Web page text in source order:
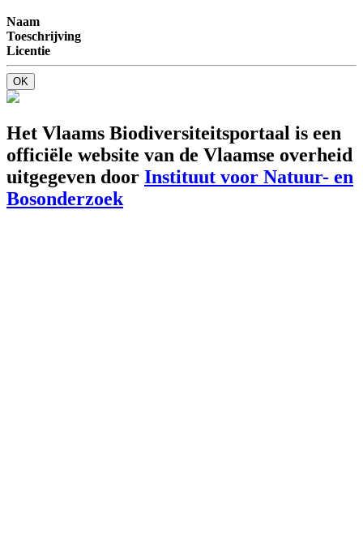
Naam
Toeschrijving
Licentie
OK
Het Vlaams Biodiversiteitsportaal is een
officiële website van de Vlaamse overheid
uitgegeven door Instituut voor Natuur- en
Bosonderzoek